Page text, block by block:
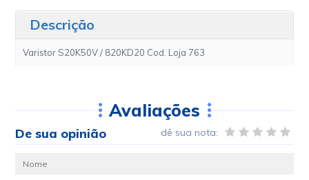
Descrição
Varistor S20K50V / 820KD20 Cod. Loja 763
Avaliações
De sua opinião dê sua nota: